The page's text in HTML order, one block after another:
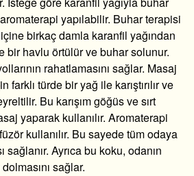
yapılabilir. Buhar terapisi
birkaç damla karanfil yağından
bir havlu örtülür ve buhar solunur.
rahatlamasını sağlar. Masaj
türde bir yağ ile karıştırılır ve
Bu karışım göğüs ve sırt
yaparak kullanılır. Aromaterapi
kullanılır. Bu sayede tüm odaya
sağlanır. Ayrıca bu koku, odanın
sağlar.